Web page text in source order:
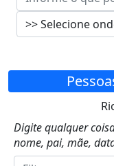
Digite qualquer
nome, pai, mãe,